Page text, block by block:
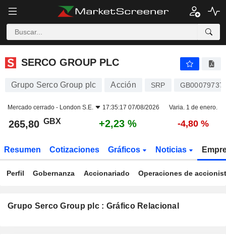
SERCO GROUP PLC
SERCO GROUP PLC
Grupo Serco Group plc Acción SRP
Mercado cerrado - London S.E. 17:35:17 07/08/2026 Varia. 1 de enero.
265,80 GBX +2,23 % -4,80 %
Resumen Cotizaciones Gráficos Noticias
Perfil Gobernanza Accionariado Operaciones de
Grupo Serco Group plc : Gráfico Relacional